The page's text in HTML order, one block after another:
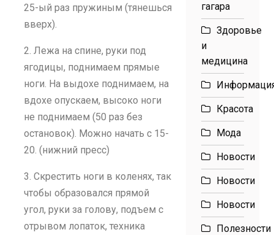
25-ый раз пружиным (тянешься
вверх).
2. Лежа на спине, руки под
ягодицы, поднимаем прямые
ноги. На выдохе поднимаем, на
вдохе опускаем, высоко ноги
не поднимаем (50 раз без
остановок). Можно начать с 15-
20. (нижний пресс)
3. Скрестить ноги в коленях, так
чтобы образовался прямой
угол, руки за голову, подъем с
отрывом лопаток, техника
гагара
Здоровье
и
медицина
Красота
Мода
Новости
Новости
Новости
Полезности